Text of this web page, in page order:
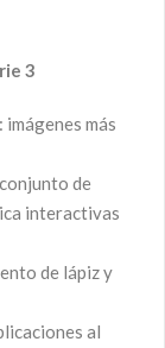
3
más
de
interactivas
de lápiz y
al